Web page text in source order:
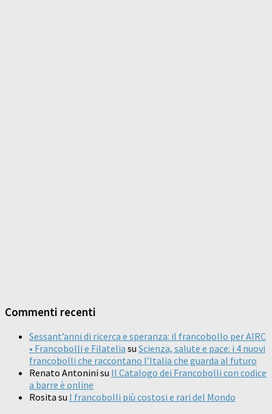
Commenti recenti
Sessant’anni di ricerca e speranza: il francobollo per AIRC
• Francobolli e Filatelia su Scienza, salute e pace: i 4 nuovi
francobolli che raccontano l’Italia che guarda al futuro
Renato Antonini su Il Catalogo dei Francobolli con codice
a barre è online
Rosita su I francobolli più costosi e rari del Mondo